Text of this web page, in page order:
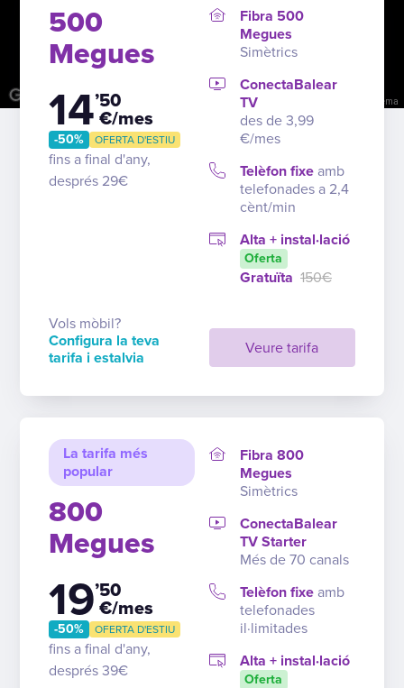
Tecles de drecera Condicions Informa d'un problema
500
Megues
14’50
€/mes
-50% OFERTA D'ESTIU
fins a final d'any,
després 29€
Veure tarifa
Fibra 500
Megues
Simètrics
ConectaBalear
TV
des de 3,99
€/mes
Telèfon fixe amb
telefonades a 2,4
cènt/min
Alta + instal·lació
Oferta
Gratuïta 150€
Vols mòbil?
Configura la teva
tarifa i estalvia
La tarifa més
popular
800
Megues
19’50
€/mes
-50% OFERTA D'ESTIU
fins a final d'any,
després 39€
Fibra 800
Megues
Simètrics
ConectaBalear
TV Starter
Més de 70 canals
Telèfon fixe amb
telefonades
il·limitades
Alta + instal·lació
Oferta